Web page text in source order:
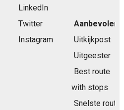
LinkedIn
Twitter
Instagram
Aanbevolen
Uitkijkpost
Uitgeester
Best route
with stops
Snelste route